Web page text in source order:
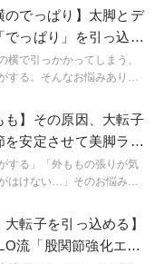
お尻になってしまう原因と
を3つご紹介します。
でっぱり】太脚とデ
っぱり」を引っ込め
横で引っかかってしまう、
する。そんなお悩みありま
因かもしれません。
も】その原因、大転子
安定させて美脚ライ
する」「外ももの張りが気
はけない…」そのお悩み、
エクササイズをご紹介しま
ンに近づき、日常動作の安
転子を引っ込める】
流「股関節強化エク